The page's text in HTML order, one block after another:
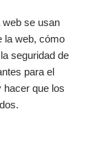
se usan
la web, cómo
seguridad de
para el
hacer que los